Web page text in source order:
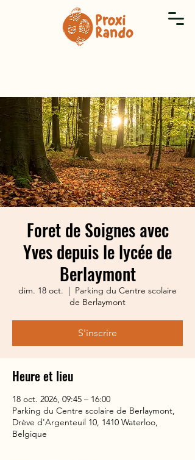
Foret de Soignes avec
Yves depuis le lycée de
Berlaymont
dim. 18 oct.
  |
Parking du Centre scolaire
de Berlaymont
S'inscrire
Heure et lieu
18 oct. 2026, 09:45 – 16:00
Parking du Centre scolaire de Berlaymont,
Drève d'Argenteuil 10, 1410 Waterloo,
Belgique